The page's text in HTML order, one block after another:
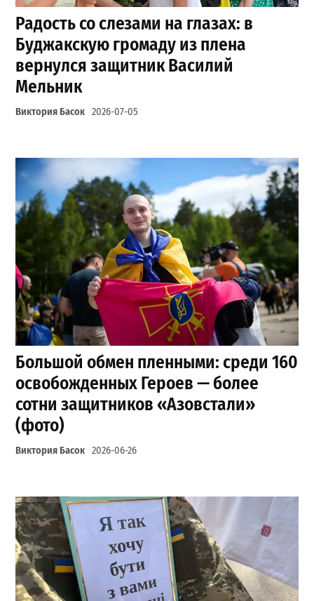
Радость со слезами на глазах: в
Буджакскую громаду из плена
вернулся защитник Василий
Мельник
Виктория Басок 2026-07-05
Большой обмен пленными: среди 160
освобожденных Героев — более
сотни защитников «Азовстали»
(фото)
Виктория Басок 2026-06-26